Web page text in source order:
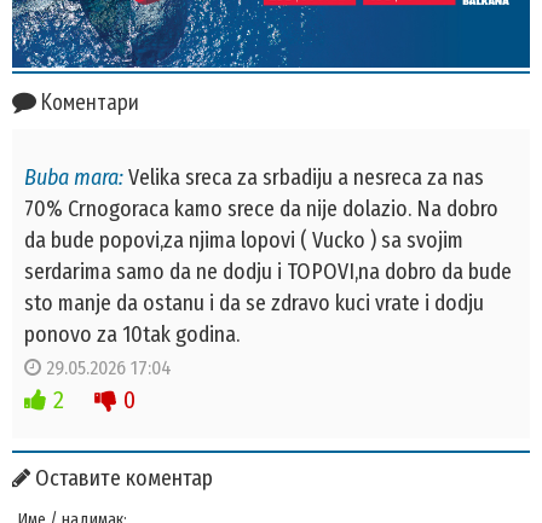
Коментари
Buba mara:Velika sreca za srbadiju a nesreca za nas
70% Crnogoraca kamo srece da nije dolazio. Na dobro
da bude popovi,za njima lopovi ( Vucko ) sa svojim
serdarima samo da ne dodju i TOPOVI,na dobro da bude
sto manje da ostanu i da se zdravo kuci vrate i dodju
ponovo za 10tak godina.
29.05.2026 17:04
2 0
Оставите коментар